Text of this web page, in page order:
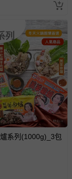
系列(1000g)_3包